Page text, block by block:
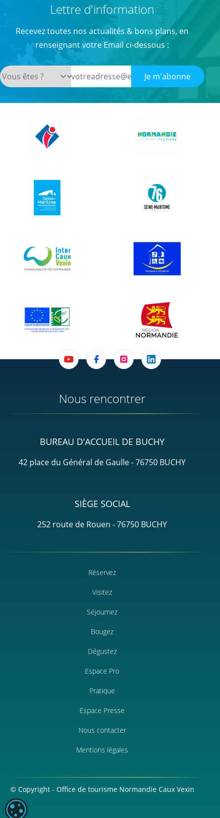
Lettre d'information
Recevez toutes nos actualités & bons plans, en
renseignant votre Email ci-dessous :
Je m'abonne
Nous rencontrer
BUREAU D'ACCUEIL DE BUCHY
42 place du Général de Gaulle - 76750 BUCHY
SIÈGE SOCIAL
252 route de Rouen - 76750 BUCHY
Réservez
Visitez
Séjournez
Bougez
Dégustez
Espace Pro
Pratique
Espace Presse
Nous contacter
Mentions légales
© Copyright - Office de tourisme Normandie Caux Vexin
PARAMÉTRAGE DES COOKIES